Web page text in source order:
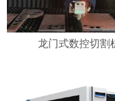
龙门式数控切割